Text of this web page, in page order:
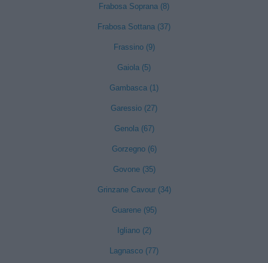
Frabosa Soprana (8)
Frabosa Sottana (37)
Frassino (9)
Gaiola (5)
Gambasca (1)
Garessio (27)
Genola (67)
Gorzegno (6)
Govone (35)
Grinzane Cavour (34)
Guarene (95)
Igliano (2)
Lagnasco (77)